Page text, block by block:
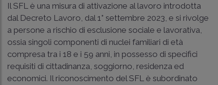
Il SFL è una misura di attivazione al lavoro introdotta
dal Decreto Lavoro, dal 1° settembre 2023, e si rivolge
a persone a rischio di esclusione sociale e lavorativa,
ossia singoli componenti di nuclei familiari di età
compresa tra i 18 e i 59 anni, in possesso di specifici
requisiti di cittadinanza, soggiorno, residenza ed
economici. Il riconoscimento del SFL è subordinato